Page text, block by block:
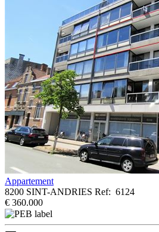
Appartement
8200 SINT-ANDRIES Ref: 6124
€ 360.000